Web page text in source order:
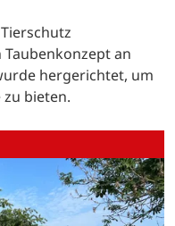
an
hergerichtet, um
zu bieten.